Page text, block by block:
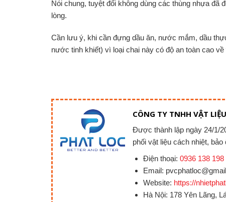
Nói chung, tuyệt đối không dùng các thùng nhựa
lòng.
Cần lưu ý, khi cần đựng dầu ăn, nước mắm, dầu
nước tinh khiết) vì loại chai này có độ an toàn cao
CÔNG TY TNHH VẬT
Được thành lập ngày 24/1/
phối vật liệu cách nhiệt,
Điện thoại: 0936 138 198
Email:
Website: https://
Hà Nội: 178 Yên Lãng,